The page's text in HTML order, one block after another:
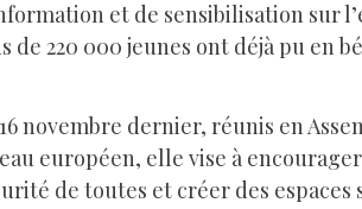
et de sensibilisation sur
de 220 000 jeunes ont déjà pu en
novembre dernier, réunis en
européen, elle vise à
de toutes et créer des